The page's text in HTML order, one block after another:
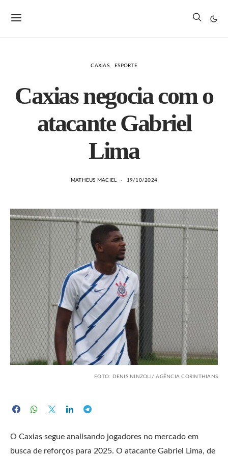
CAXIAS ESPORTE
Caxias negocia com o
atacante Gabriel
Lima
MATHEUS MACIEL 19/10/2024
FOTO: DENIS NINZOLI/ AGÊNCIA CORINTHIANS
O Caxias segue analisando jogadores no mercado em
busca de reforços para 2025. O atacante Gabriel Lima, de